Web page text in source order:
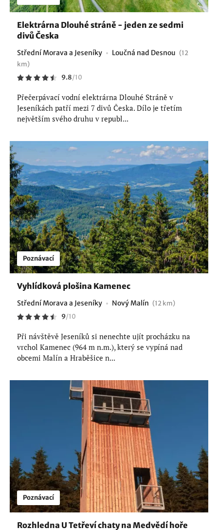
Elektrárna Dlouhé stráně - jeden ze sedmi
divů Česka
Střední Morava a Jeseníky Loučná nad Desnou (12
km)
9.8/10
Přečerpávací vodní elektrárna Dlouhé Stráně v
Jeseníkách patří mezi 7 divů Česka. Dílo je třetím
největším svého druhu v republ...
Poznávací
Vyhlídková plošina Kamenec
Střední Morava a Jeseníky Nový Malín (12 km)
9/10
Při návštěvě Jeseníků si nenechte ujít procházku na
vrchol Kamenec (964 m n.m.), který se vypíná nad
obcemi Malín a Hraběšice n...
Poznávací
Rozhledna U Tetřeví chaty na Medvědí hoře